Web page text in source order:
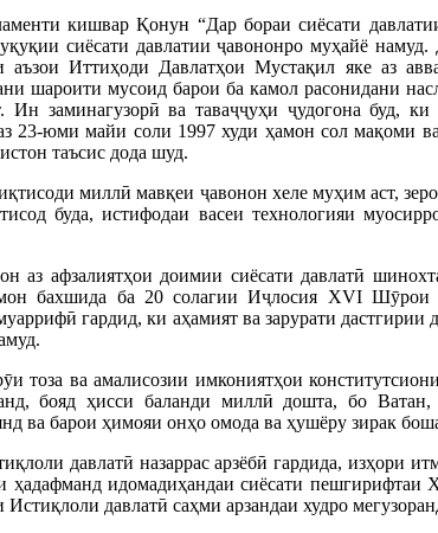
кишвар Қонун “Дар бораи сиёсати
сиёсати давлатии ҷавононро муҳайё
Иттиҳоди Давлатҳои Мустақил яке аз
шароити мусоид барои ба камол расонидани
заминагузорӣ ва таваҷҷуҳи ҷудогона буд, ки
23-юми майи соли 1997 худи ҳамон сол мақоми
таъсис дода шуд.
миллӣ мавқеи ҷавонон хеле муҳим аст,
буда, истифодаи васеи технологияи
аз афзалиятҳои доимии сиёсати давлатӣ
бахшида ба 20 солагии Иҷлосия ХVI
гардид, ки аҳамият ва зарурати дастгирии
тоза ва амалисозии имкониятҳои
бояд ҳисси баланди миллӣ дошта, бо Ватан,
ва барои ҳимояи онҳо омода ва ҳушёру зирак
давлатӣ назаррас арзёбӣ гардида, изҳори
идомадиҳандаи сиёсати пешгирифтаи
давлатӣ саҳми арзандаи худро